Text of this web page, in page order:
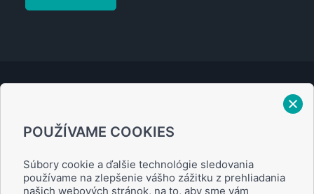
POUŽÍVAME COOKIES
Súbory cookie a ďalšie technológie sledovania
používame na zlepšenie vášho zážitku z prehliadania
našich webových stránok, na to, aby sme vám
Zásady ochrany osobných údajov